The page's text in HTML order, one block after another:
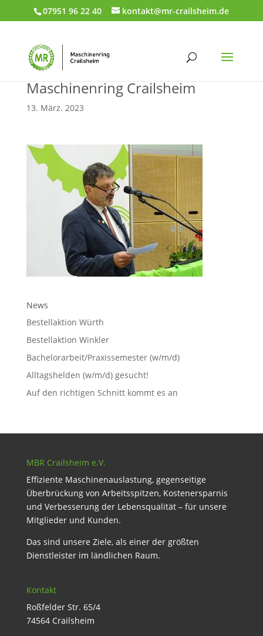
07951 96 22 40 kontakt@mr-crailsheim.de
Maschinenring Crailsheim
13. März. 2023
News
Bestellaktion Würth
Bestellaktion Winkler
Bachelorarbeit/Praxissemester (w/m/d)
Alltagshelden (w/m/d) gesucht!
Auf den richtigen Schnitt kommt es an
MBR Crailsheim e.V.
Effiziente Maschinenauslastung, gegenseitige
Überbrückung von Arbeitsspitzen, Kostenersparnis
und Verbesserung der Lebensqualität – für unsere
Mitglieder und Kunden.
Das sind unsere Ziele, als einer der größten
Dienstleister im ländlichen Raum.
Kontakt
Roßfelder Str. 65/4
74564 Crailsheim